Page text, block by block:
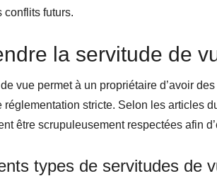
conflits futurs.
la servitude de
vue permet à un propriétaire d’avoir
réglementation stricte. Selon les articles
être scrupuleusement respectées afin
types de servitudes de